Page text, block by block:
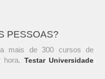
PESSOAS?
mais de 300 cursos de
hora. Testar Universidade